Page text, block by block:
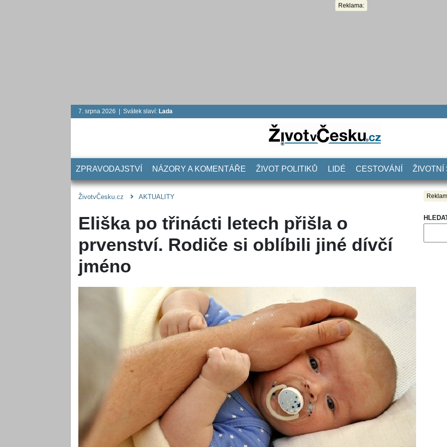
Reklama:
7. srpna 2026 | Svátek slaví: Lada
ZPRAVODAJSTVÍ NÁZORY A KOMENTÁŘE ŽIVOT POLITIKŮ LIDÉ CESTOVÁNÍ ŽIVOTNÍ
ŽivotvČesku.cz AKTUALITY
Eliška po třinácti letech přišla o
prvenství. Rodiče si oblíbili jiné dívčí
jméno